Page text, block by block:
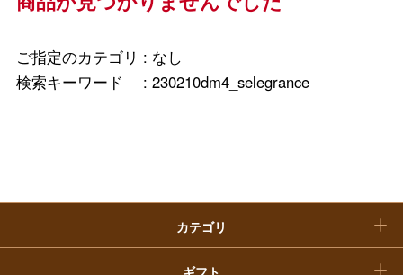
ご指定のカテゴリ : なし
検索キーワード : 230210dm4_selegrance
カテゴリ
ギフト
快気祝い
お中元
敬老の日
お歳暮
福袋